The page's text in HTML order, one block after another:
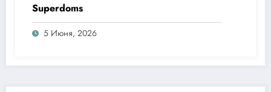
Superdoms
5 Июня, 2026